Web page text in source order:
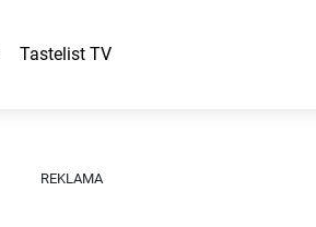
Tastelist TV
REKLAMA